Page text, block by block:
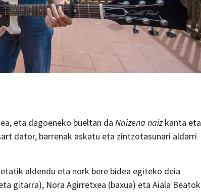
eta dagoeneko bueltan da Naizena naizkanta eta
dator, barrenak askatu eta zintzotasunari aldarri
aldendu eta nork bere bidea egiteko deia
gitarra), Nora Agirretxea (baxua) eta Aiala Beatok